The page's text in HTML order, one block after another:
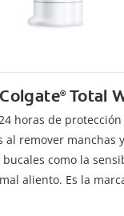
®Total
horas de
al remover manchas
como la
aliento. Es la